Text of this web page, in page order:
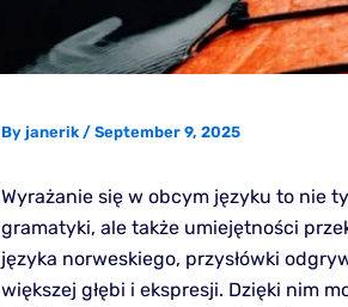
By janerik / September 9, 2025
Wyrażanie się w obcym języku to nie
gramatyki, ale także umiejętności
języka norweskiego, przysłówki
większej głębi i ekspresji. Dzięki nim